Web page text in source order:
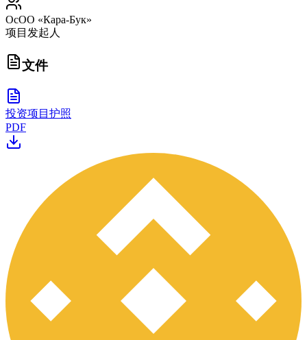
ОсОО «Кара-Бук»
项目发起人
文件
投资项目护照
PDF